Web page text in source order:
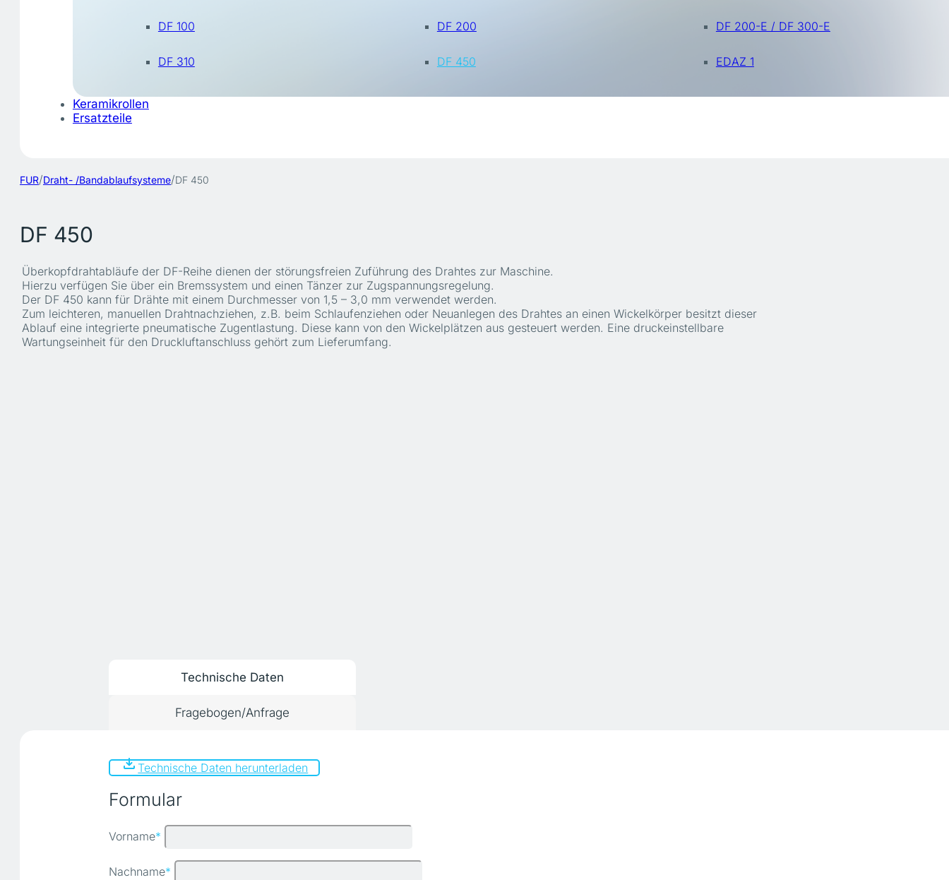
DF 100 DF 200 DF 200-E / DF 300-E
DF 310 DF 450 EDAZ 1
Keramikrollen
Ersatzteile
FUR/Draht- /Bandablaufsysteme/DF 450
DF 450
Überkopfdrahtabläufe der DF-Reihe dienen der störungsfreien Zuführung des Drahtes zur Maschine.
Hierzu verfügen Sie über ein Bremssystem und einen Tänzer zur Zugspannungsregelung.
Der DF 450 kann für Drähte mit einem Durchmesser von 1,5 – 3,0 mm verwendet werden.
Zum leichteren, manuellen Drahtnachziehen, z.B. beim Schlaufenziehen oder Neuanlegen des Drahtes an einen Wickelkörper besitzt dieser
Ablauf eine integrierte pneumatische Zugentlastung. Diese kann von den Wickelplätzen aus gesteuert werden. Eine druckeinstellbare
Wartungseinheit für den Druckluftanschluss gehört zum Lieferumfang.
Technische Daten
Fragebogen/Anfrage
Technische Daten herunterladen
Formular
Vorname*
Nachname*